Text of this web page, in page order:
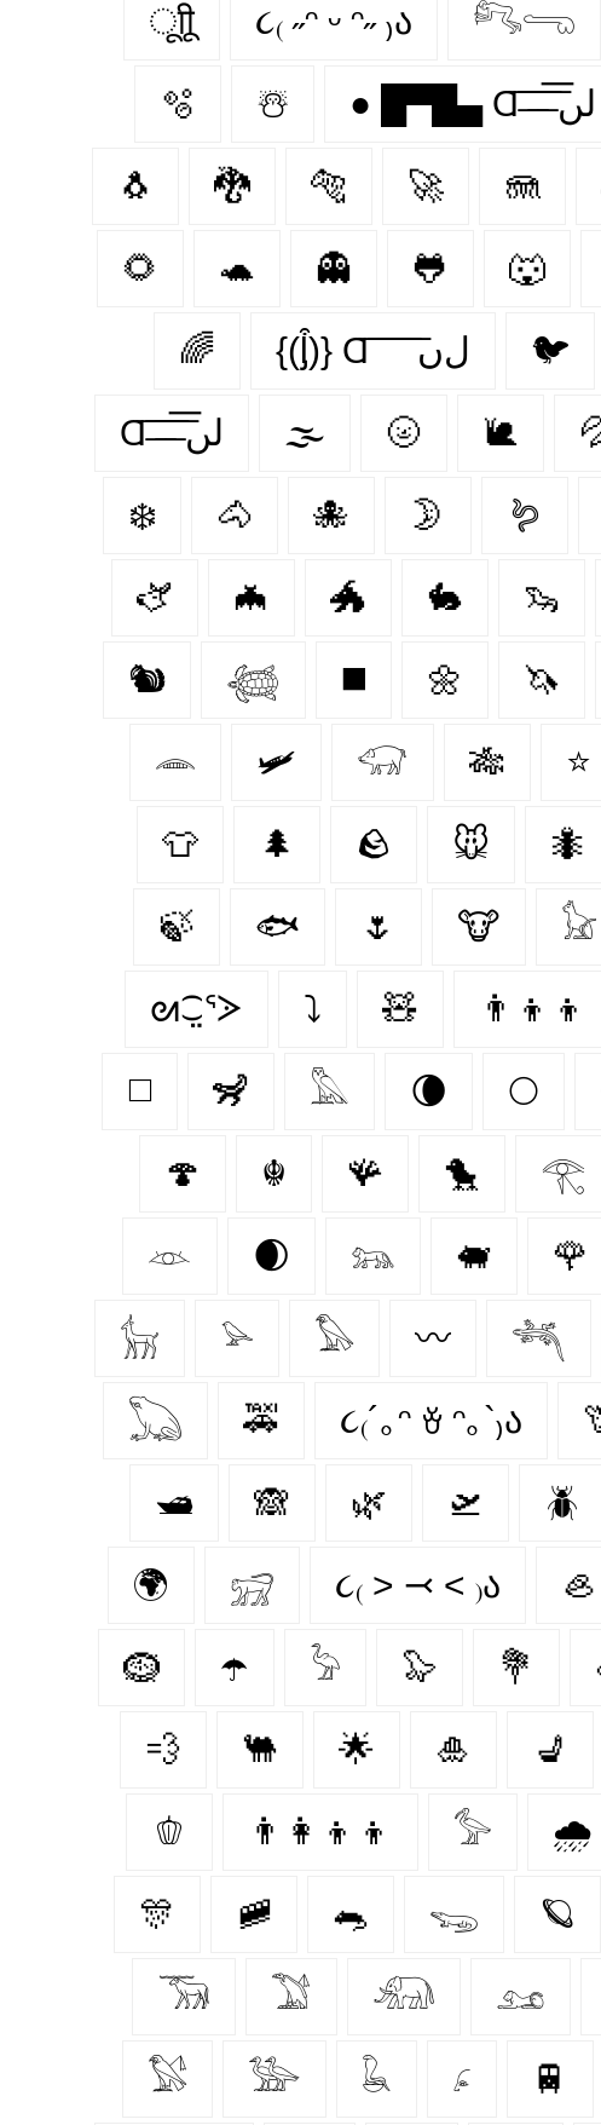
ूाीू ૮₍ ˶ᵔ ᵕ ᵔ˶ ₎ა 𓀐𓂸
🫧 ☃️ ● █▀█▄ Ɑ͞ ̶͞ ̶͞ ̶͞ لں͞
🐧 🐉 🐅 🚀 🪼
🌻 🐢 👻 🐸 🐺
🌈 {(ᶅ͒)} Ɑ͞ ͞ ͞ ͞ ͞ ﻝﮞ 🐦‍
Ɑ͞ ̶͞ ̶͞ ̶͞ لں͞ 🌫️ 🌝 🐌
❄️ 🐴 🐙 🌛 🪱
🫏 🦇 🐲 🐇 🦦
🐿️ 𓆉 ◼️ 🌼 🦄
𓂎 🛩 𓃟 🎋 ⭐
👕 🌲 🪨 🐭 🐜
🍃 🐟 🌷 🐮 𓃠
ᘛ⁐̤ᕐᐷ ⤵ 🧸 👨‍👦‍👦
◻️ 🦨 𓅓 🌘 🌕
🍄‍ ☬ 🪸 🐤 𓂀
𓁺 🌒 𓃬 🐖 🌹
𓃴 𓅫 𓅃 〰️ 𓆈
𓆏 🚕 ૮₍´｡ᵔ ꈊ ᵔ｡`₎ა
🛥 🙈 🌿 🛫 🪲
🌍 𓃸 ૮₍ ˃ ⤙ ˂ ₎ა 🦪
🪹 ☂️ 𓅦 🦭 💐
💨 🐫 🌟 🎍 💺
🫑 👨‍👩‍👦‍👦 𓅞 🌧️
🎊 🚞 🐀 𓆌 🪐
𓃞 𓅑 𓃰 𓃭
𓅄 𓅺 𓆘 𓂊 🚆